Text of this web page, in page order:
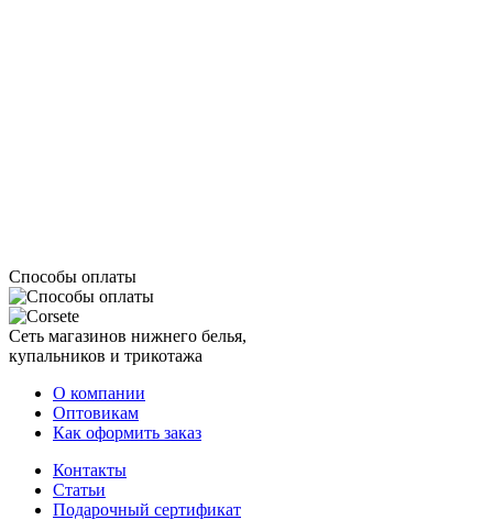
Способы оплаты
Сеть магазинов нижнего белья,
купальников и трикотажа
О компании
Оптовикам
Как оформить заказ
Контакты
Статьи
Подарочный сертификат